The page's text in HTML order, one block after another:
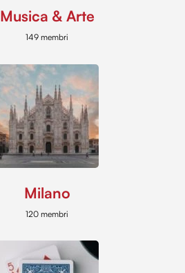
Musica & Arte
149 membri
Milano
120 membri